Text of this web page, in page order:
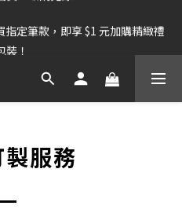
貨，敬請見諒。
指定筆款，即享 $1 元加購精緻禮
裝！
進行機器維護，期間「含雷雕之
貨，敬請見諒。
服務